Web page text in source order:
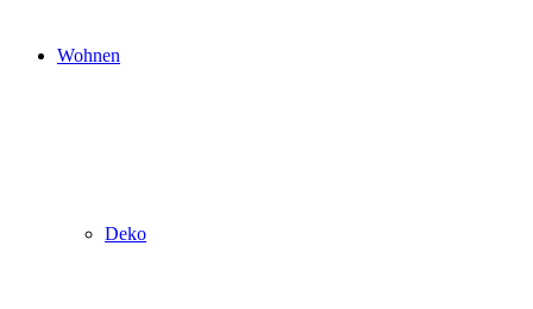
Wohnen
Deko